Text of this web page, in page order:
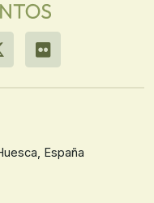
España